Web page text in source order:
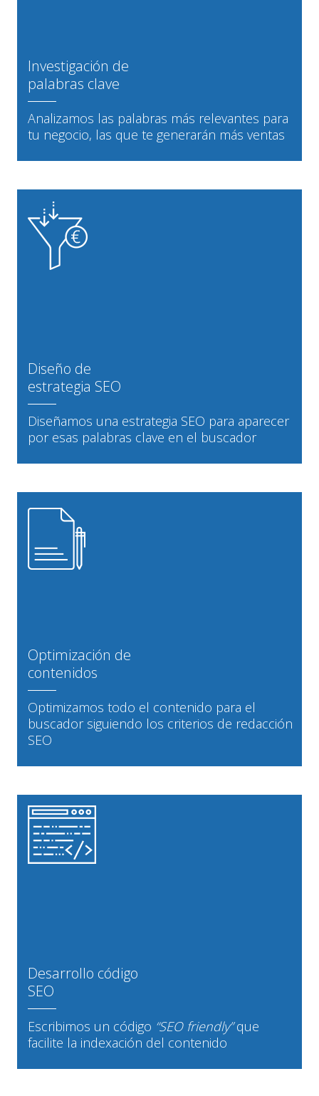
Investigación de
palabras clave
Analizamos las palabras más relevantes para
tu negocio, las que te generarán más ventas
Diseño de
estrategia SEO
Diseñamos una estrategia SEO para aparecer
por esas palabras clave en el buscador
Optimización de
contenidos
Optimizamos todo el contenido para el
buscador siguiendo los criterios de redacción
SEO
Desarrollo código
SEO
Escribimos un código “SEO friendly”que
facilite la indexación del contenido